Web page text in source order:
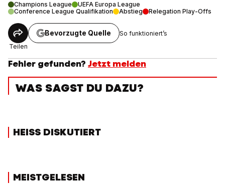
Champions League
UEFA Europa League
Conference League Qualifikation
Abstieg Relegation Play-Offs
Teilen
Bevorzugte Quelle So funktioniert’s
Fehler gefunden? Jetzt melden
WAS SAGST DU DAZU?
HEISS DISKUTIERT
MEISTGELESEN